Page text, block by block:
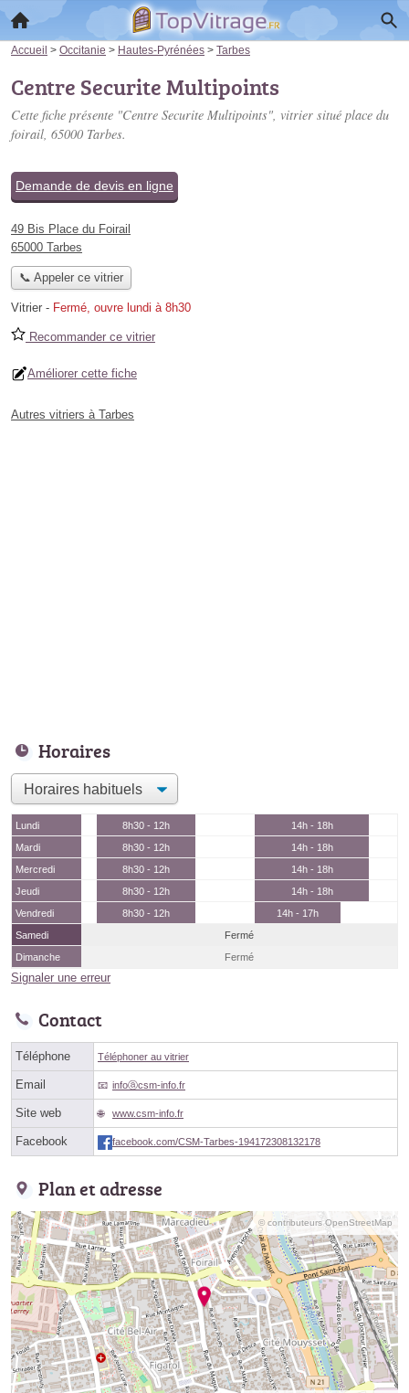
Accueil > Occitanie > Hautes-Pyrénées > Tarbes
Centre Securite Multipoints
Cette fiche présente "Centre Securite Multipoints", vitrier situé place du
foirail, 65000 Tarbes.
Demande de devis en ligne
49 Bis Place du Foirail
65000 Tarbes
📞 Appeler ce vitrier
Vitrier - Fermé, ouvre lundi à 8h30
Recommander ce vitrier
Améliorer cette fiche
Autres vitriers à Tarbes
Horaires
Lundi 8h30 - 12h
14h - 18h
Mardi
8h30 - 12h
14h - 18h
Mercredi
8h30 - 12h
14h - 18h
Jeudi
8h30 - 12h
14h - 18h
Vendredi
8h30 - 12h
14h - 17h
Samedi
Fermé
Dimanche
Fermé
Signaler une erreur
Contact
Téléphone Téléphoner au vitrier
Email infoⓐcsm-info.fr
Site web www.csm-info.fr
Facebook facebook.com/CSM-Tarbes-194172308132178
Plan et adresse
© contributeurs OpenStreetMap